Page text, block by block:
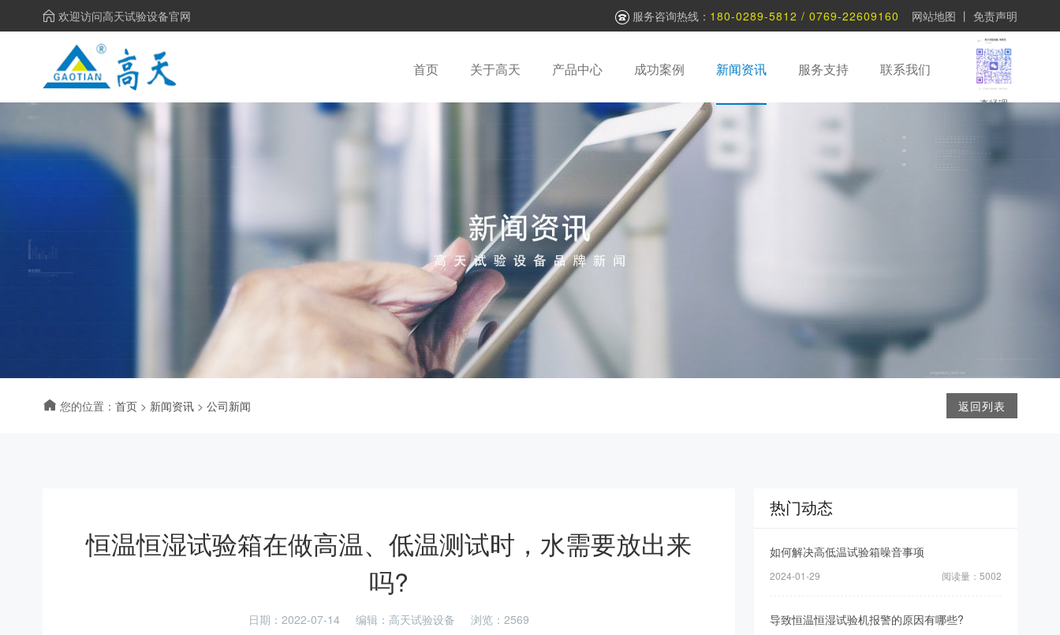
欢迎访问高天试验设备官网 服务咨询热线： 180-0289-5812 / 0769-22609160 网站地图 丨 免责声明
首页 关于高天 产品中心 成功案例 新闻资讯 服务支持 联系我们
李经理
您的位置： 首页> 新闻资讯> 公司新闻 返回列表
恒温恒湿试验箱在做高温、低温测试时，水需要放出来
吗?
日期：2022-07-14 编辑：高天试验设备 浏览：2569
热门动态
如何解决高低温试验箱噪音事项
2024-01-29 阅读量：5002
导致恒温恒湿试验机报警的原因有哪些?